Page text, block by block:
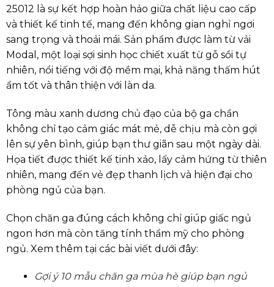
25012 là sự kết hợp hoàn hảo giữa chất liệu cao cấp
và thiết kế tinh tế, mang đến không gian nghỉ ngơi
sang trọng và thoải mái. Sản phẩm được làm từ vải
Modal, một loại sợi sinh học chiết xuất từ gỗ sồi tự
nhiên, nổi tiếng với độ mềm mại, khả năng thấm hút
ẩm tốt và thân thiện với làn da.​
Tông màu xanh dương chủ đạo của bộ ga chần
không chỉ tạo cảm giác mát mẻ, dễ chịu mà còn gợi
lên sự yên bình, giúp bạn thư giãn sau một ngày dài.
Họa tiết được thiết kế tinh xảo, lấy cảm hứng từ thiên
nhiên, mang đến vẻ đẹp thanh lịch và hiện đại cho
phòng ngủ của bạn.
Chọn chăn ga đúng cách không chỉ giúp giấc ngủ
ngon hơn mà còn tăng tính thẩm mỹ cho phòng
ngủ. Xem thêm tại các bài viết dưới đây:
Gợi ý 10 mẫu chăn ga mùa hè giúp bạn ngủ